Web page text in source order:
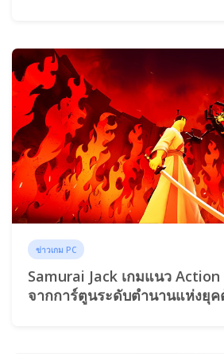
ข่าวเกม PC
Samurai Jack เกมแนว
จากการ์ตูนระดับตำนานแห่งยุค